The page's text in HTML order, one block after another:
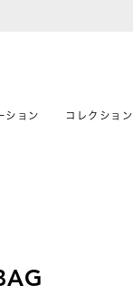
ション コレクション